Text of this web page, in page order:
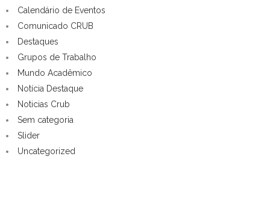
Calendário de Eventos
Comunicado CRUB
Destaques
Grupos de Trabalho
Mundo Acadêmico
Notícia Destaque
Noticias Crub
Sem categoria
Slider
Uncategorized